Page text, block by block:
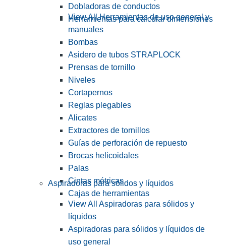
Dobladoras de conductos
Herramientas para calcular dimensiones
View All Herramientas de uso general y
manuales
Bombas
Asidero de tubos STRAPLOCK
Prensas de tornillo
Niveles
Cortapernos
Reglas plegables
Alicates
Extractores de tornillos
Guías de perforación de repuesto
Brocas helicoidales
Palas
Cintas métricas
Cajas de herramientas
Aspiradoras para sólidos y líquidos
View All Aspiradoras para sólidos y
líquidos
Aspiradoras para sólidos y líquidos de
uso general